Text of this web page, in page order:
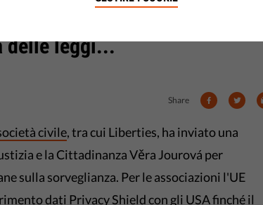
Cittadinanza Věra Jourová
delle leggi...
Share
civile, tra cui Liberties, ha inviato una
e la Cittadinanza Věra Jourová per
sulla sorveglianza. Per le associazioni l'UE
dati Privacy Shield con gli USA finché il